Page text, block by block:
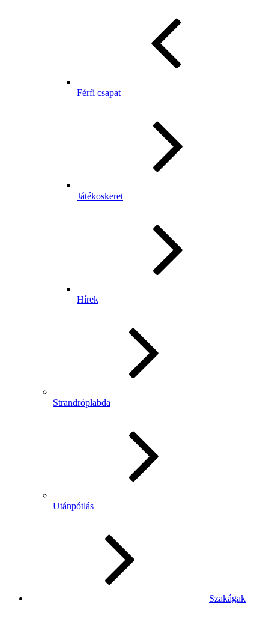
Férfi csapat
Játékoskeret
Hírek
Strandröplabda
Utánpótlás
Szakágak